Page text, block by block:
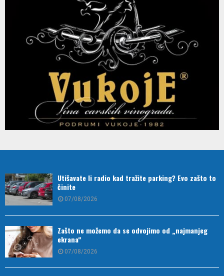
Utišavate li radio kad tražite parking? Evo zašto to
činite
07/08/2026
Zašto ne možemo da se odvojimo od „najmanjeg
ekrana“
07/08/2026